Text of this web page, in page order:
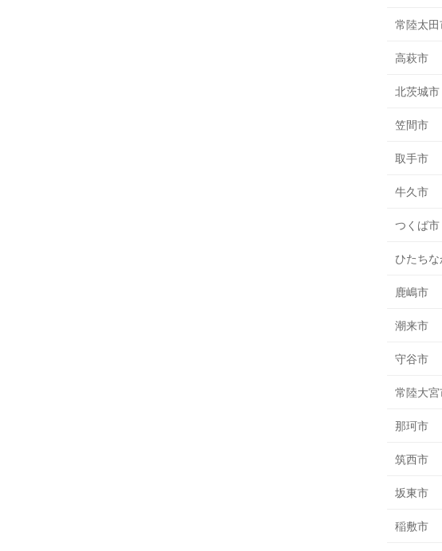
常陸太田
高萩市
北茨城市
笠間市
取手市
牛久市
つくば市
ひたちな
鹿嶋市
潮来市
守谷市
常陸大宮
那珂市
筑西市
坂東市
稲敷市